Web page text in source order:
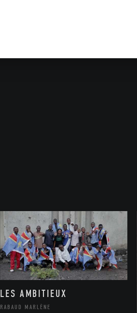
LES AMBITIEUX
RABAUD MARLÈNE